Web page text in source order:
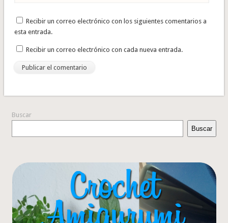
Recibir un correo electrónico con los siguientes comentarios a
esta entrada.
Recibir un correo electrónico con cada nueva entrada.
Buscar
Buscar